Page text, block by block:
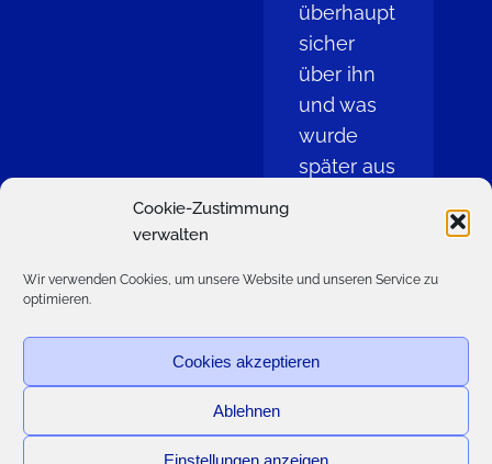
Cookie-Zustimmung
verwalten
Wir verwenden Cookies, um unsere Website und unseren Service zu
optimieren.
Cookies akzeptieren
Ablehnen
Einstellungen anzeigen
überhaupt
sicher
über ihn
und was
wurde
später aus
Zum
Cookie-Richtlinie (EU) Datenschutzerklärung